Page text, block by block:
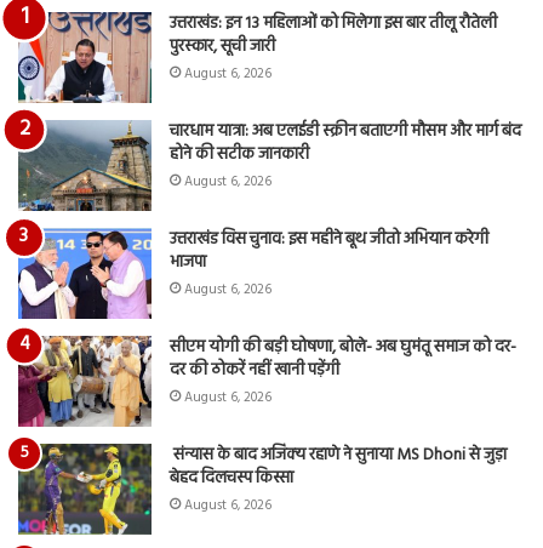
उत्तराखंड: इन 13 महिलाओं को मिलेगा इस बार तीलू रौतेली
पुरस्कार, सूची जारी
August 6, 2026
चारधाम यात्रा: अब एलईडी स्क्रीन बताएगी मौसम और मार्ग बंद
होने की सटीक जानकारी
August 6, 2026
उत्तराखंड विस चुनाव: इस महीने बूथ जीतो अभियान करेगी
भाजपा
August 6, 2026
सीएम योगी की बड़ी घोषणा, बोले- अब घुमंतू समाज को दर-
दर की ठोकरें नहीं खानी पड़ेंगी
August 6, 2026
संन्यास के बाद अजिंक्‍य रहाणे ने सुनाया MS Dhoni से जुड़ा
बेहद दिलचस्प किस्सा
August 6, 2026